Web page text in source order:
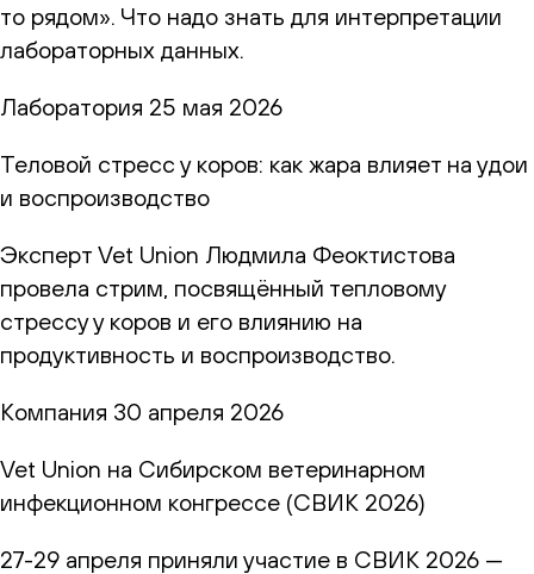
то рядом». Что надо знать для интерпретации
лабораторных данных.
Лаборатория 25 мая 2026
Теловой стресс у коров: как жара влияет на удои
и воспроизводство
Эксперт Vet Union Людмила Феоктистова
провела стрим, посвящённый тепловому
стрессу у коров и его влиянию на
продуктивность и воспроизводство.
Компания 30 апреля 2026
Vet Union на Сибирском ветеринарном
инфекционном конгрессе (СВИК 2026)
27-29 апреля приняли участие в СВИК 2026 —